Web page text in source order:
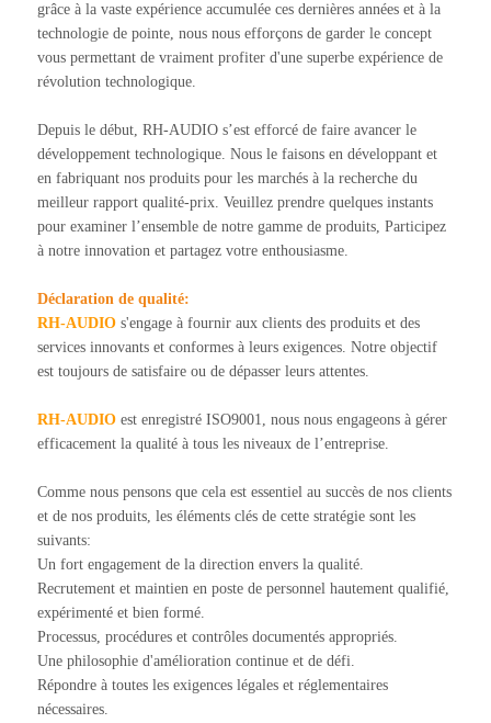
grâce à la vaste expérience accumulée ces dernières années et à la
technologie de pointe, nous nous efforçons de garder le concept
vous permettant de vraiment profiter d'une superbe expérience de
révolution technologique.
Depuis le début, RH-AUDIO s’est efforcé de faire avancer le
développement technologique. Nous le faisons en développant et
en fabriquant nos produits pour les marchés à la recherche du
meilleur rapport qualité-prix. Veuillez prendre quelques instants
pour examiner l’ensemble de notre gamme de produits, Participez
à notre innovation et partagez votre enthousiasme.
Déclaration de qualité:
RH-AUDIO s'engage à fournir aux clients des produits et des
services innovants et conformes à leurs exigences. Notre objectif
est toujours de satisfaire ou de dépasser leurs attentes.
RH-AUDIO est enregistré ISO9001, nous nous engageons à gérer
efficacement la qualité à tous les niveaux de l’entreprise.
Comme nous pensons que cela est essentiel au succès de nos clients
et de nos produits, les éléments clés de cette stratégie sont les
suivants:
Un fort engagement de la direction envers la qualité.
Recrutement et maintien en poste de personnel hautement qualifié,
expérimenté et bien formé.
Processus, procédures et contrôles documentés appropriés.
Une philosophie d'amélioration continue et de défi.
Répondre à toutes les exigences légales et réglementaires
nécessaires.